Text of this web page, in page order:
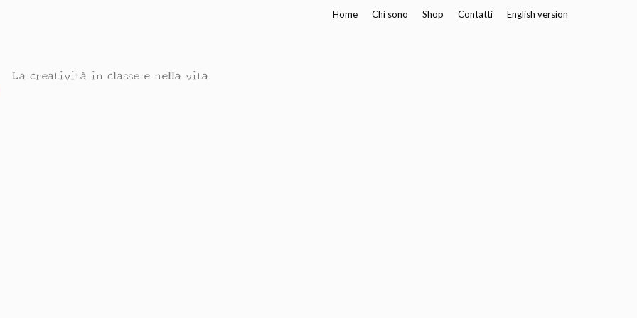
Home Chi sono Shop Contatti English version
La creatività in classe e nella vita